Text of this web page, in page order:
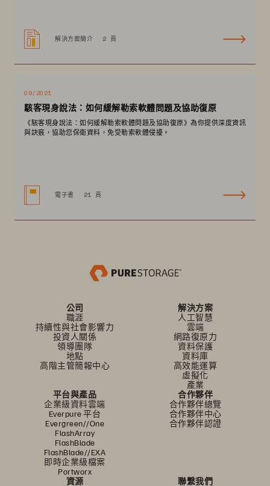
解決方案簡介 2 頁
09/2021
駭客現身說法：如何緩解勒索軟體問題及協助復原
《駭客現身說法：如何緩解勒索軟體問題及協助復原》為你提供深度資訊
與訣竅，協助您保衛資料，免受勒索軟體侵擾。
電子書 21 頁
公司
職涯
持續性與社會影響力
投資人關係
領導團隊
地點
高階主管簡報中心
解決方案
人工智慧
雲端
網路復原力
資料保護
資料庫
高效能運算
虛擬化
產業
平台與產品
企業級資料雲端
Everpure 平台
Evergreen//One
FlashArray
FlashBlade
FlashBlade//EXA
即時企業級檔案
Portworx
合作夥伴
合作夥伴總覽
合作夥伴中心
合作夥伴認證
資源
聯繫我們